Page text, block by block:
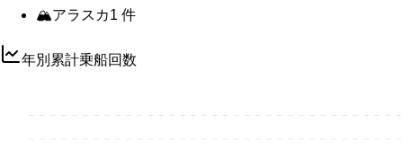
🏔️アラスカ1 件
年別累計乗船回数